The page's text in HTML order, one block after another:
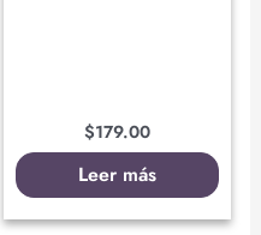
$179.00
Leer más